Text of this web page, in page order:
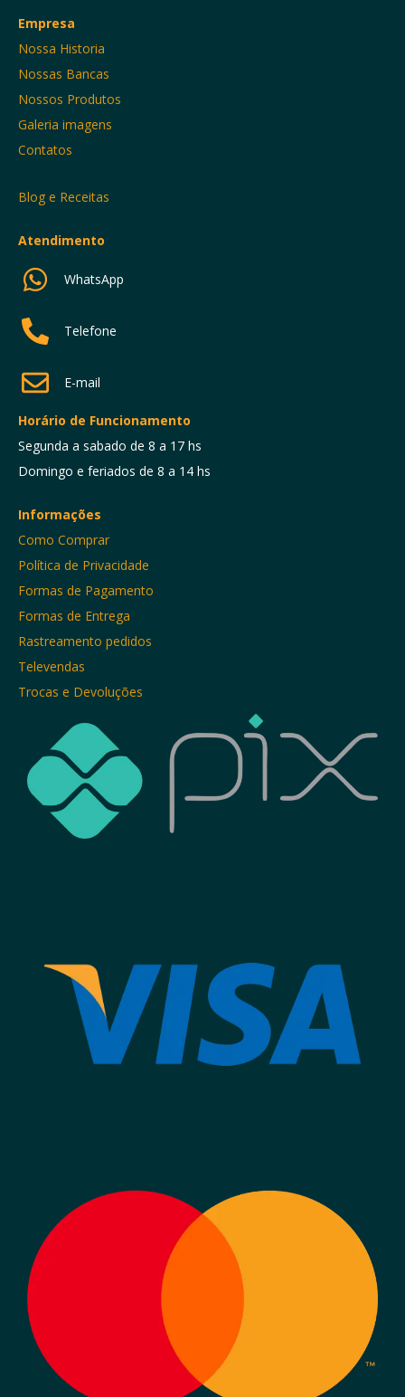
Empresa
Nossa Historia
Nossas Bancas
Nossos Produtos
Galeria imagens
Contatos
Blog e Receitas
Atendimento
WhatsApp
Telefone
E-mail
Horário de Funcionamento
Segunda a sabado de 8 a 17 hs
Domingo e feriados de 8 a 14 hs
Informações
Como Comprar
Política de Privacidade
Formas de Pagamento
Formas de Entrega
Rastreamento pedidos
Televendas
Trocas e Devoluções